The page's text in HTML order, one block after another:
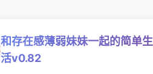
和存在感薄弱妹妹一起的简单生
活v0.82